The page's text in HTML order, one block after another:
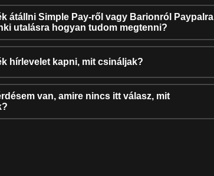
átállni Simple Pay-ről vagy Barionról Paypalra
utalásra hogyan tudom megtenni?
hírlevelet kapni, mit csináljak?
van, amire nincs itt válasz, mit